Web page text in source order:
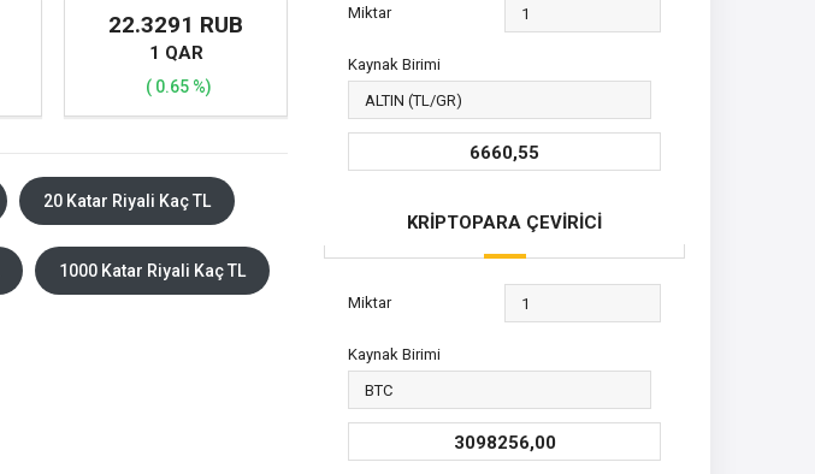
22.3291 RUB
1 QAR
( 0.65 %)
20 Katar Riyali Kaç TL
1000 Katar Riyali Kaç TL
Miktar
Kaynak Birimi
6660,55
KRİPTOPARA ÇEVİRİCİ
Miktar
Kaynak Birimi
3098256,00